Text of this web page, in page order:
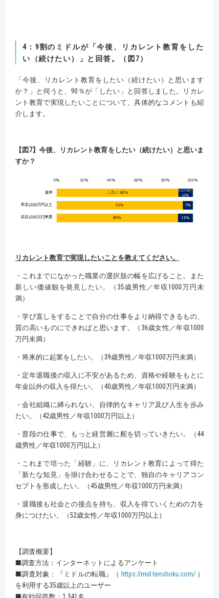
4：9割のミドルが「今後、リカレント教育をした
い（続けたい）」と回答。（図7）
「今後、リカレント教育をしたい（続けたい）と思います
か？」と伺うと、90％が「したい」と回答しました。リカレ
ント教育で実現したいことについて、具体的なコメントも紹
介します。
【図7】今後、リカレント教育をしたい（続けたい）と思いま
すか？
リカレント教育で実現したいことを教えてください。
・これまでになかった職業の選択肢の幅を広げること。また
新しい価値観を発見したい。（35歳男性／年収1000万円未
満）
・学び直しをすることで自分の仕事をより納得できるもの、
質の高いものにできればと思います。（36歳女性／年収1000
万円未満）
・将来的に起業をしたい。（39歳男性／年収1000万円未満）
・定年退職後の収入に不安があるため、資格や経験をもとに
年金以外の収入を得たい。（40歳男性／年収1000万円未満）
・会社組織に縛られない、自律的なキャリア及び人生を歩み
たい。（42歳男性／年収1000万円以上）
・普段の仕事で、もっと経営層に舵を切っていきたい。（44
歳男性／年収1000万円以上）
・これまで培った「経験」に、リカレント教育によって得た
「新たな知見」を掛け合わせることで、独自のキャリアコン
セプトを形成したい。（45歳男性／年収1000万円未満）
・退職後も社会との接点を持ち、収入を得ていくための力を
身につけたい。（52歳女性／年収1000万円以上）
【調査概要】
■調査方法：インターネットによるアンケート
■調査対象：『ミドルの転職』（ https://mid-tenshoku.com/）
を利用する35歳以上のユーザー
■有効回答数：1,341名